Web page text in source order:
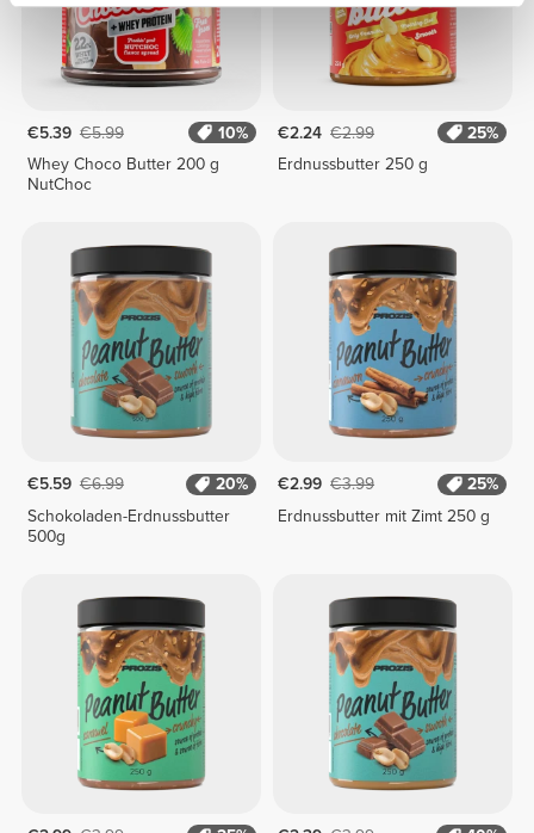
€5.39 €5.99
10%
Whey Choco Butter 200 g
NutChoc
€2.24 €2.99
25%
Erdnussbutter 250 g
€5.59 €6.99
20%
Schokoladen-Erdnussbutter
500g
€2.99 €3.99
25%
Erdnussbutter mit Zimt 250 g